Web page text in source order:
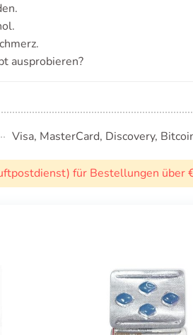
ausprobieren?
Visa, MasterCard, Discovery,
für Bestellungen über